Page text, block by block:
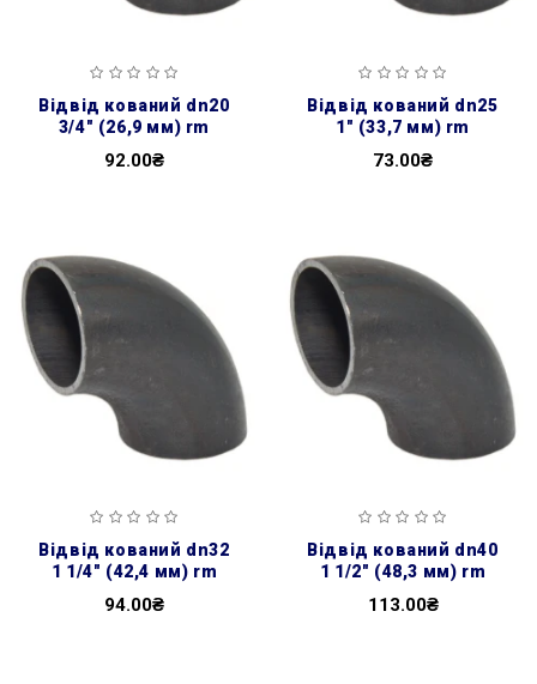
відвід кований dn20
3/4″ (26,9 мм) rm
92.00₴
відвід кований dn25
1″ (33,7 мм) rm
73.00₴
відвід кований dn32
1 1/4″ (42,4 мм) rm
94.00₴
відвід кований dn40
1 1/2″ (48,3 мм) rm
113.00₴